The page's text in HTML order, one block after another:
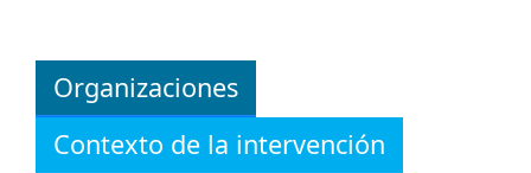
Organizaciones
Contexto de la intervención